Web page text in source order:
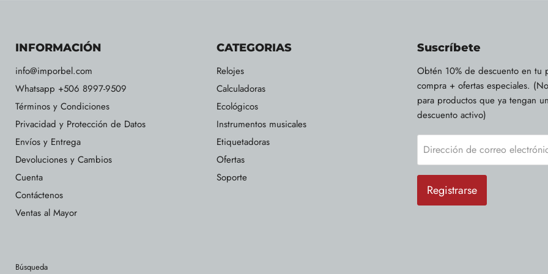
INFORMACIÓN
info@imporbel.com
Whatsapp +506 8997-9509
Términos y Condiciones
Privacidad y Protección de Datos
Envíos y Entrega
Devoluciones y Cambios
Cuenta
Contáctenos
Ventas al Mayor
CATEGORIAS
Relojes
Calculadoras
Ecológicos
Instrumentos musicales
Etiquetadoras
Ofertas
Soporte
Suscríbete
Obtén 10% de descuento en tu
compra + ofertas especiales.
para productos que ya tengan un
descuento activo)
Dirección de correo
Registrarse
Búsqueda